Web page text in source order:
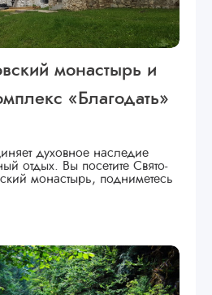
монастырь и
«Благодать»
духовное наследие
отдых. Вы посетите Свято-
монастырь, подниметесь